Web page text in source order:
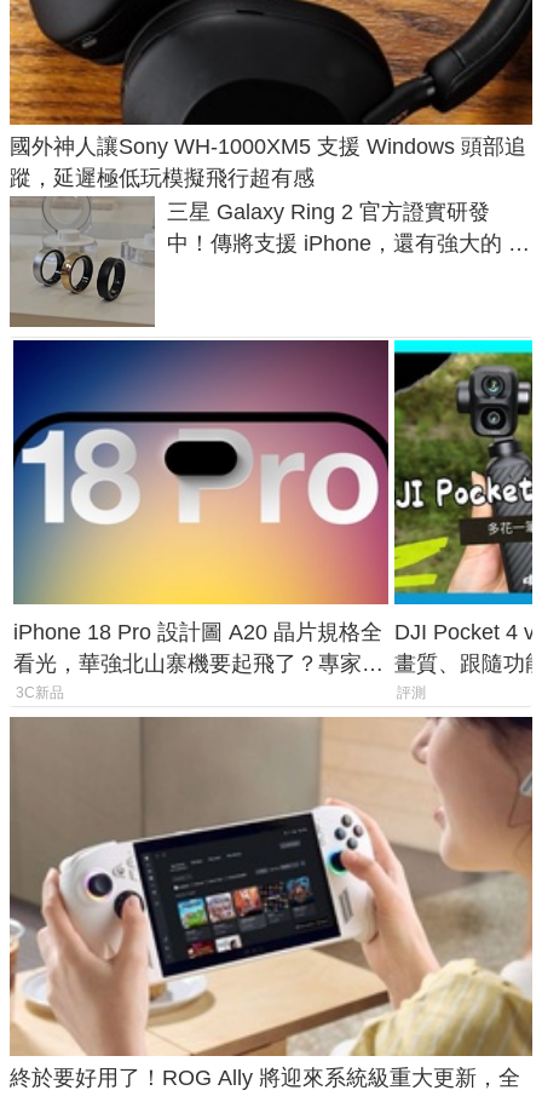
國外神人讓Sony WH-1000XM5 支援 Windows 頭部追
蹤，延遲極低玩模擬飛行超有感
三星 Galaxy Ring 2 官方證實研發
中！傳將支援 iPhone，還有強大的 AI
iPhone 18 Pro 設計圖 A20 晶片規格全
看光，華強北山寨機要起飛了？專家曝
山寨機無法復刻兩大關鍵
3C新品
DJI Pocket 4
畫質、跟隨功
一次看懂兩台
評測
終於要好用了！ROG Ally 將迎來系統級重大更新，全